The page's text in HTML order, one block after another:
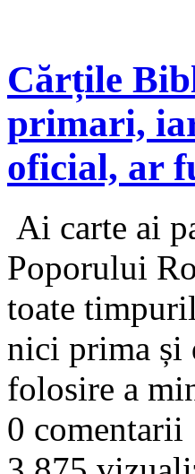
Cărțile
primari,
oficial, ar
Ai carte ai
Poporului
toate
nici prima și
folosire a
0 comentarii